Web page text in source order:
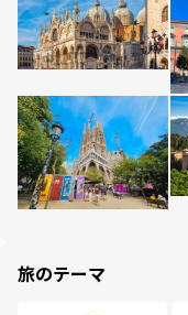
旅のテーマ